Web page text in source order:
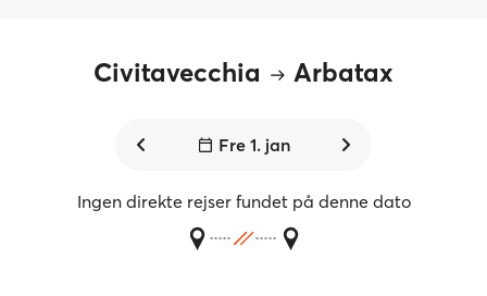
Civitavecchia Arbatax
Fre 1. jan
Ingen direkte rejser fundet på denne dato